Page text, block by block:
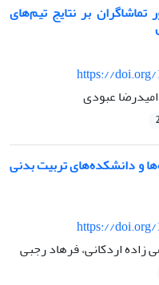
19 و عدم حضور تماشاگران بر نتایج تیم‌های
https://doi.org/
عبودی
و دانشکده‌های تربیت بدنی
https://doi.org/
اردکانی، فرهاد رجبی